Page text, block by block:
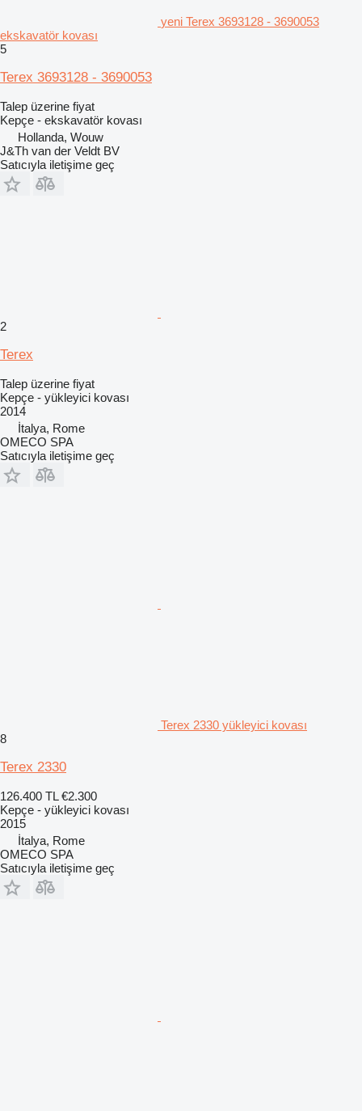
yeni Terex 3693128 - 3690053
ekskavatör kovası
5
Terex 3693128 - 3690053
Talep üzerine fiyat
Kepçe - ekskavatör kovası
Hollanda, Wouw
J&Th van der Veldt BV
Satıcıyla iletişime geç
2
Terex
Talep üzerine fiyat
Kepçe - yükleyici kovası
2014
İtalya, Rome
OMECO SPA
Satıcıyla iletişime geç
Terex 2330 yükleyici kovası
8
Terex 2330
126.400 TL €2.300
Kepçe - yükleyici kovası
2015
İtalya, Rome
OMECO SPA
Satıcıyla iletişime geç